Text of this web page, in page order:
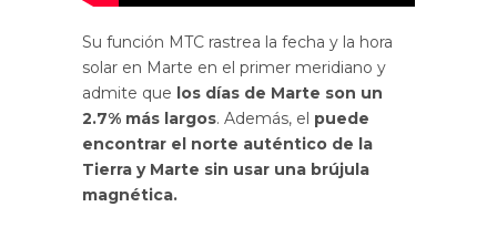
Su función MTC rastrea la fecha y la hora
solar en Marte en el primer meridiano y
admite que los días de Marte son un
2.7% más largos. Además, el puede
encontrar el norte auténtico de la
Tierra y Marte sin usar una brújula
magnética.